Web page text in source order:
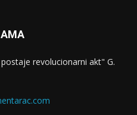
revolucionarni akt" G.